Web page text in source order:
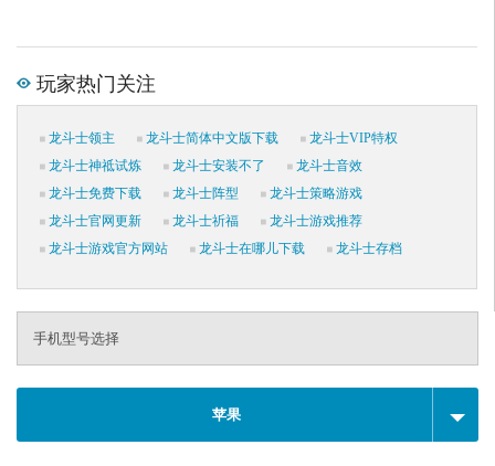
玩家热门关注
龙斗士领主 龙斗士简体中文版下载
龙斗士VIP特权
龙斗士神祗试炼
龙斗士安装不了
龙斗士音效
龙斗士免费下载
龙斗士阵型
龙斗士策略游戏
龙斗士官网更新
龙斗士祈福
龙斗士游戏推荐
龙斗士游戏官方网站
龙斗士在哪儿下载 龙斗士存档
手机型号选择
苹果